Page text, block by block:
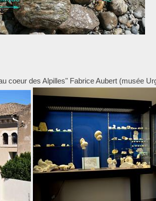
coeur des Alpilles" Fabrice Aubert (musée